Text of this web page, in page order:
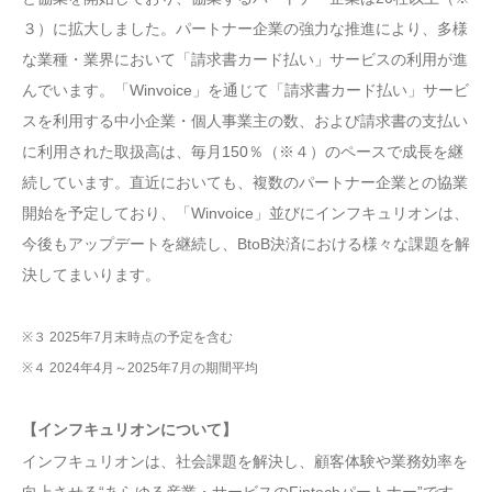
３）に拡大しました。パートナー企業の強力な推進により、多様
な業種・業界において「請求書カード払い」サービスの利用が進
んでいます。「Winvoice」を通じて「請求書カード払い」サービ
スを利用する中小企業・個人事業主の数、および請求書の支払い
に利用された取扱高は、毎月150％（※４）のペースで成長を継
続しています。直近においても、複数のパートナー企業との協業
開始を予定しており、「Winvoice」並びにインフキュリオンは、
今後もアップデートを継続し、BtoB決済における様々な課題を解
決してまいります。
※３ 2025年7月末時点の予定を含む
※４ 2024年4月～2025年7月の期間平均
【インフキュリオンについて】
インフキュリオンは、社会課題を解決し、顧客体験や業務効率を